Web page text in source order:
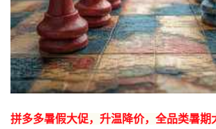
拼多多暑假大促，升温降价，全品类暑期